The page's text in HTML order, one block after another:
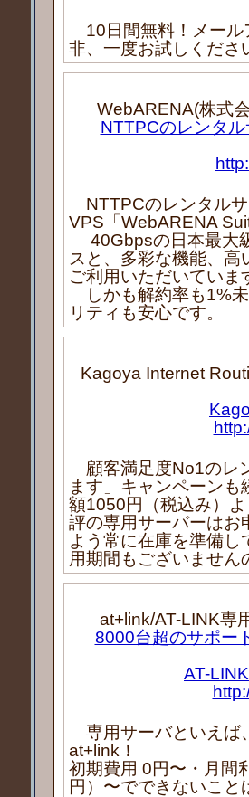
10日間無料！メール
非、一度お試しくださ
WebARENA(株式
NTTPCのレンタ
NTTPCのレンタル
VPS「WebARENA
40Gbpsの日本最大
スと、多彩な機能、
ご利用いただいていま
しかも解約率も1%
リティも安心です。
Kagoya Internet
顧客満足度No1のレ
ます」キャンペーン
額1050円（税込み）
評の専用サーバーはお
よう常に在庫を準備
用期間もございませ
at+link/AT-LINK専
8000台超のサポー
AT-
専用サーバといえば
at+link！
初期費用 0円〜・月間
円）〜でできないこ